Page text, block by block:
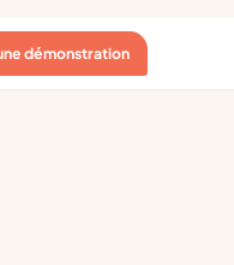
démonstration